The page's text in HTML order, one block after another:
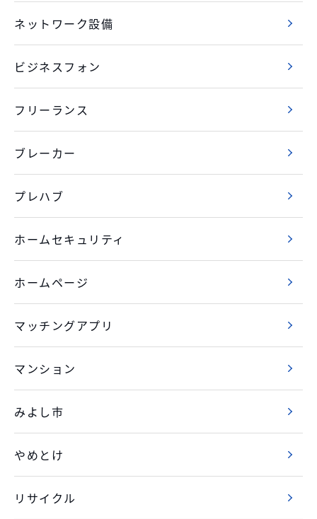
ネットワーク設備
ビジネスフォン
フリーランス
ブレーカー
プレハブ
ホームセキュリティ
ホームページ
マッチングアプリ
マンション
みよし市
やめとけ
リサイクル